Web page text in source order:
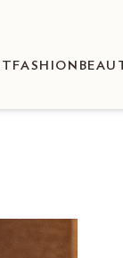
FASHION